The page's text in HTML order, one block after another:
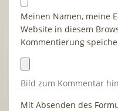
Meinen Namen, meine
Website in diesem
Kommentierung
Bild zum Kommentar
Mit Absenden des